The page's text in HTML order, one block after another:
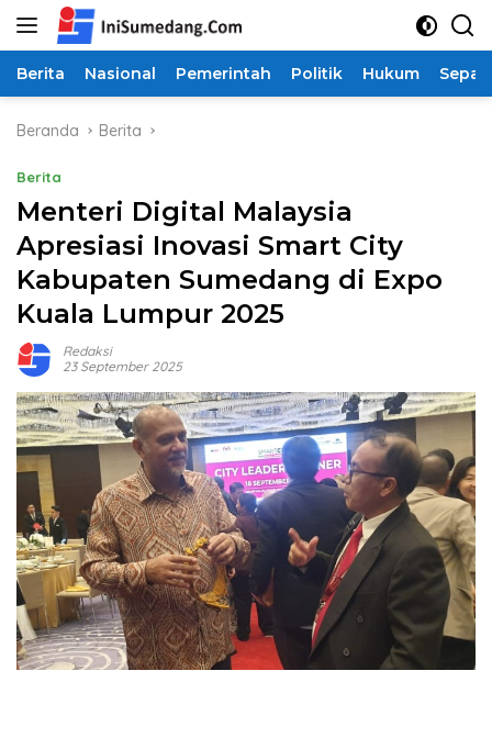
Langsung
Berita Nasional Pemerintah Politik Hukum
Beranda Berita
Berita
Menteri Digital Malaysia
Apresiasi Inovasi Smart City
Kabupaten Sumedang di Expo
Kuala Lumpur 2025
Redaksi
23 September 2025